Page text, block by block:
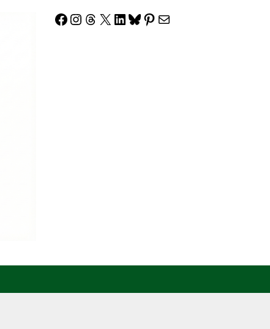
Facebook
Instagram
Threads
X LinkedIn
Bluesky
Pinterest
Correo electrónico